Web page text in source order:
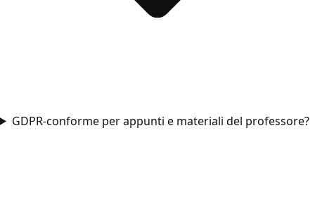
GDPR-conforme per appunti e materiali del professore?